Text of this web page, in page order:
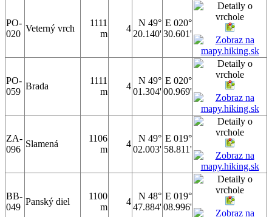
PO-
020
Veterný vrch
1111
m
4
N 49°
20.140'
E 020°
30.601'
PO-
059
Brada
1111
m
4
N 49°
01.304'
E 020°
00.969'
ZA-
096
Slamená
1106
m
4
N 49°
02.003'
E 019°
58.811'
BB-
049
Panský diel
1100
m
4
N 48°
47.884'
E 019°
08.996'